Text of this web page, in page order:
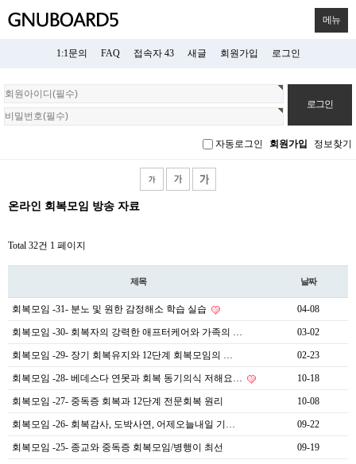
메뉴
1:1문의 FAQ 접속자 43 새글 회원가입 로그인
회
원
로
자동로그인 회원가입 정보찾기
온라인 회복모임 방송 자료
Total 32건 1 페이지
제목 날짜
회복모임 -31- 분노 및 원한 감정해소 학습 실습 04-08
회복모임 -30- 회복자의 강력한 애프터케어와 가족의 … 03-02
회복모임 -29- 장기 회복유지와 12단계 회복모임의 … 02-23
회복모임 -28- 베데스다 연못과 회복 동기의식 저해요… 10-18
회복모임 -27- 중독증 회복과 12단계 전문회복 원리 10-08
회복모임 -26- 회복감사, 도박사연, 어제오늘내일 기… 09-22
회복모임 -25- 종교와 중독증 회복모임/병행이 최선 09-19